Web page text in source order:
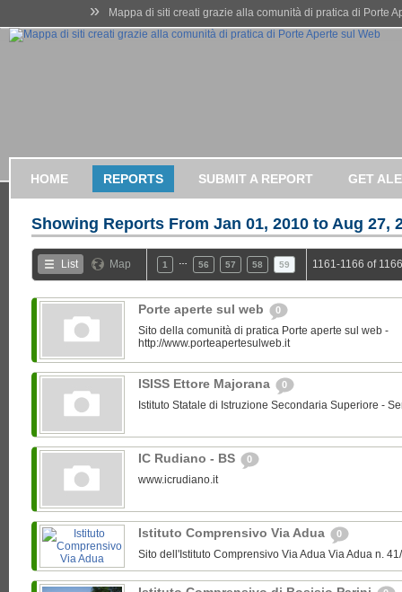
» Mappa di siti creati grazie alla comunità di pratica di Porte
HOME REPORTS SUBMIT A REPORT GET
Showing Reports From Jan 01, 2010 to Aug 27,
List Map 1 56 57 58 59 1161-1166 of
Porte aperte sul web 0
Sito della comunità di pratica Porte aperte sul web -
http://www.porteapertesulweb.it
ISISS Ettore Majorana 0
Istituto Statale di Istruzione Secondaria Superiore -
IC Rudiano - BS 0
www.icrudiano.it
Istituto Comprensivo Via Adua 0
Sito dell'Istituto Comprensivo Via Adua Via Adua n.